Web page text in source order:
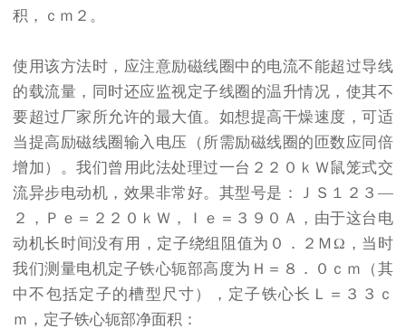
积，ｃｍ２。
使用该方法时，应注意励磁线圈中的电流不能超过导线
的载流量，同时还应监视定子线圈的温升情况，使其不
要超过厂家所允许的最大值。如想提高干燥速度，可适
当提高励磁线圈输入电压（所需励磁线圈的匝数应同倍
增加）。我们曾用此法处理过一台２２０ｋＷ鼠笼式交
流异步电动机，效果非常好。其型号是：ＪＳ１２３—
２，Ｐｅ＝２２０ｋＷ，Ｉｅ＝３９０Ａ，由于这台电
动机长时间没有用，定子绕组阻值为０．２ＭΩ，当时
我们测量电机定子铁心轭部高度为Ｈ＝８．０ｃｍ（其
中不包括定子的槽型尺寸），定子铁心长Ｌ＝３３ｃ
ｍ，定子铁心轭部净面积：